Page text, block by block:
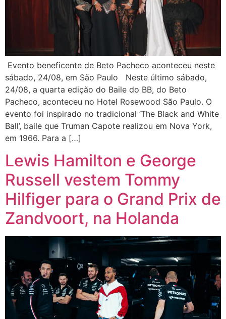
Evento beneficente de Beto Pacheco aconteceu neste
sábado, 24/08, em São Paulo Neste último sábado,
24/08, a quarta edição do Baile do BB, do Beto
Pacheco, aconteceu no Hotel Rosewood São Paulo. O
evento foi inspirado no tradicional ‘The Black and White
Ball’, baile que Truman Capote realizou em Nova York,
em 1966. Para a […]
Lewis Hamilton e George
Russell vestem Tommy
Hilfiger para o Grand Prix de
Zandvoort, na Holanda